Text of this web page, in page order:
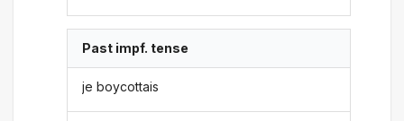
Past impf. tense
je boycottais